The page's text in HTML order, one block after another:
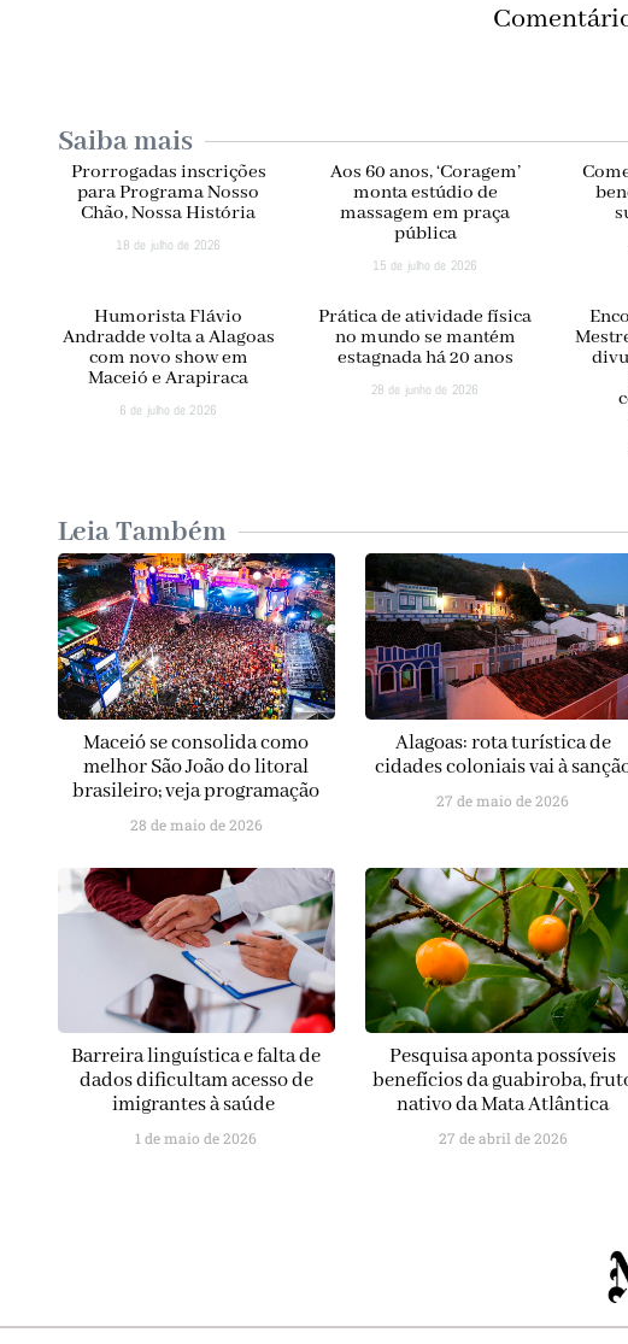
Saiba mais
Prorrogadas inscrições
para Programa Nosso
Chão, Nossa História
18 de julho de 2026
Aos 60 anos, ‘Coragem’
monta estúdio de
massagem em praça
pública
15 de julho de 2026
Humorista Flávio
Andradde volta a Alagoas
com novo show em
Maceió e Arapiraca
6 de julho de 2026
Prática de atividade física
no mundo se mantém
estagnada há 20 anos
28 de junho de 2026
Leia Também
Maceió se consolida como
melhor São João do litoral
brasileiro; veja programação
28 de maio de 2026
Alagoas: rota turística de
cidades coloniais vai à
27 de maio de 2026
Barreira linguística e falta de
dados dificultam acesso de
imigrantes à saúde
1 de maio de 2026
Pesquisa aponta possíveis
benefícios da guabiroba,
nativo da Mata Atlântica
27 de abril de 2026